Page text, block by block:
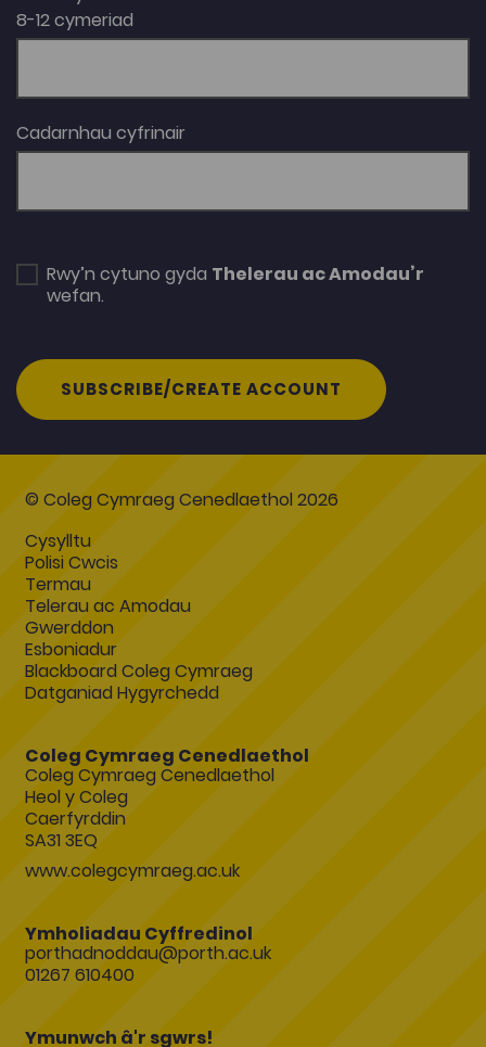
8-12 cymeriad
Cadarnhau cyfrinair
Rwy’n cytuno gyda Thelerau ac Amodau’r
wefan.
SUBSCRIBE/CREATE ACCOUNT
© Coleg Cymraeg Cenedlaethol 2026
Cysylltu
Polisi Cwcis
Termau
Telerau ac Amodau
Gwerddon
Esboniadur
Blackboard Coleg Cymraeg
Datganiad Hygyrchedd
Coleg Cymraeg Cenedlaethol
Coleg Cymraeg Cenedlaethol
Heol y Coleg
Caerfyrddin
SA31 3EQ
www.colegcymraeg.ac.uk
Ymholiadau Cyffredinol
porthadnoddau@porth.ac.uk
01267 610400
Ymunwch â'r sgwrs!